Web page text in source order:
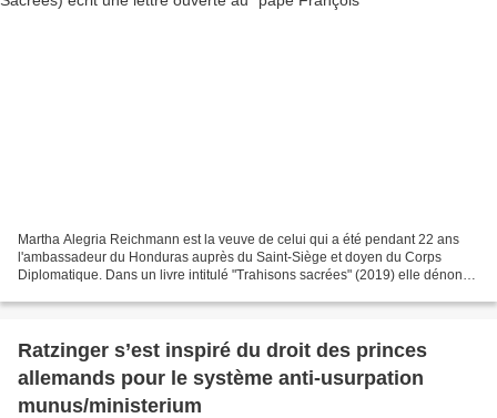
Martha Alegria Reichmann est la veuve de celui qui a été pendant 22 ans
l'ambassadeur du Honduras auprès du Saint-Siège et doyen du Corps
Diplomatique. Dans un livre intitulé "Trahisons sacrées" (2019) elle dénonce
Ratzinger s’est inspiré du droit des princes
allemands pour le système anti-usurpation
munus/ministerium